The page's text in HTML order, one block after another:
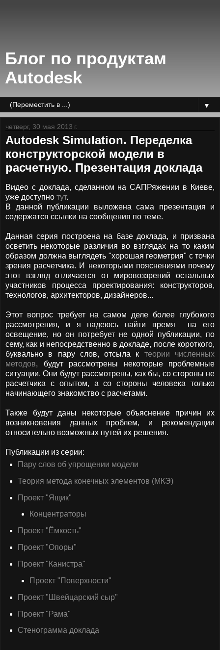
Блог по продуктам
Autodesk
▼
четверг, 30 мая 2013 г.
Autodesk Simulation. Переделка
конструкторской модели в
расчетную. Презентация доклада
Видео с доклада, сделанном на САПРяжении в Киеве,
уже доступно тут.
В данной публикации выложена сама презентация и
содержатся ссылки на сообщения по теме.
Данная серия построена на базе доклада, и призвана
осветить некоторые различия во взглядах на то каким
образом должна выглядеть "хорошая геометрия" с точки
зрения расчетчика. И некоторыми пояснениями почему
этот взгляд отличается от мировоззрений остальных
участников процесса проектирования: конструкторов,
технологов, архитекторов, дизайнеров...
Этот вопрос требует на самом деле более глубокого
рассмотрения, и я надеюсь найти время на его
освещение, но он потребует не одной публикации, по
сему, как и непосредственно в докладе, после короткого,
буквально в пару слов, отсыла к теории численных
методов, будут рассмотрены некоторые проблемные
ситуации. Они будут рассмотрены, как бы, со стороны не
расчетчика с опытом, а со стороны человека только
начинающего знакомство с расчетами.
Также будут даны некоторые объяснение причин их
возникновения данных проблем, и рекомендации
относительно возможных путей их решения.
Публикации из серии:
Пару слов об упрощении модели
Теория метода конечных элементов (МКЭ)
Проект "Ящик"
Концентраторы
Проект "Ёмкость"
Проект "Опоры"
Проект "Канистра"
Проект "Поверхности"
Проект "Швейцарский сыр"
Проект "Рама"
Стенограмма доклада